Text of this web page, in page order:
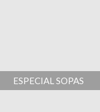
ESPECIAL SOPAS